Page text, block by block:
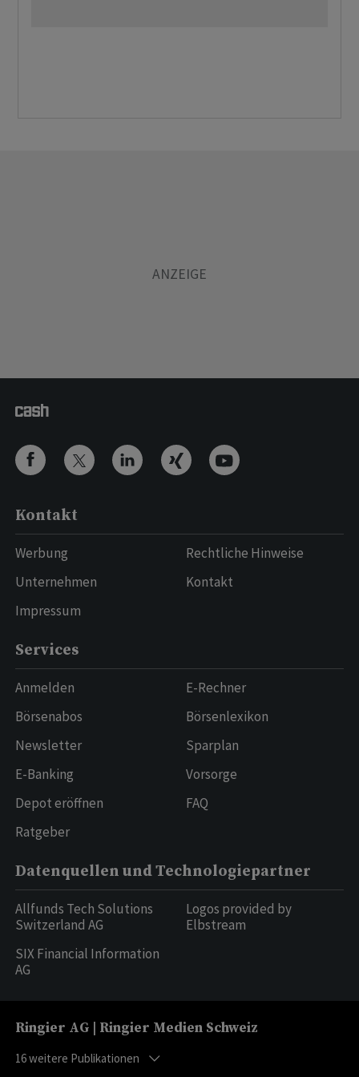
Kontakt
Werbung
Unternehmen
Impressum
Rechtliche Hinweise
Kontakt
Services
Anmelden
Börsenabos
Newsletter
E-Banking
Depot eröffnen
Ratgeber
E-Rechner
Börsenlexikon
Sparplan
Vorsorge
FAQ
Datenquellen und Technologiepartner
Allfunds Tech Solutions
Switzerland AG
SIX Financial Information
AG
Logos provided by
Elbstream
Ringier AG | Ringier Medien Schweiz
16weitere Publikationen